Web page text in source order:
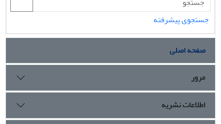
بویژه در گروه با غلظت 500 میلی‫گرم/ کیلوگرم مانکوزب در مقایسه
با گروه شاهد به‫طور معنی‫داری کاهش یافت.
نتیجهگیری
: بر اساس نتایج حاصل از مطالعه حاضر می‫توان نتیجه
خونی- بیضوی، نفوذ پذیری آن را افزایش داده و باعث اختلال در
عملکرد بیضه می‫شود.
جستجوی پیشرفته
صفحه اصلی
مرور
اطلاعات نشریه